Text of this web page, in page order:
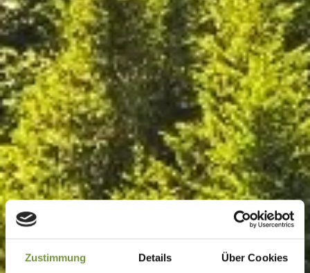
Zustimmung Details Über Cookies